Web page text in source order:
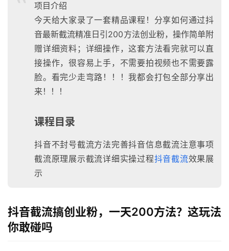
项目介绍
今天给大家录了一套精品课程！分享如何通过抖
音最新截流精准日引200方法创业粉，操作简单附
赠详细资料；详细操作，这套方法看完就可以直
接操作，很容易上手，不需要拍视频也不需要露
脸。看完少走弯路！！！我都会打包全部分享出
来！！！
课程目录
抖音不封号截流方法完善抖音信息截流注意事项
截流原理展示截流详细实操过程抖音截流效果展
示
抖音截流搞创业粉，一天200方法？这玩法
你敢碰吗